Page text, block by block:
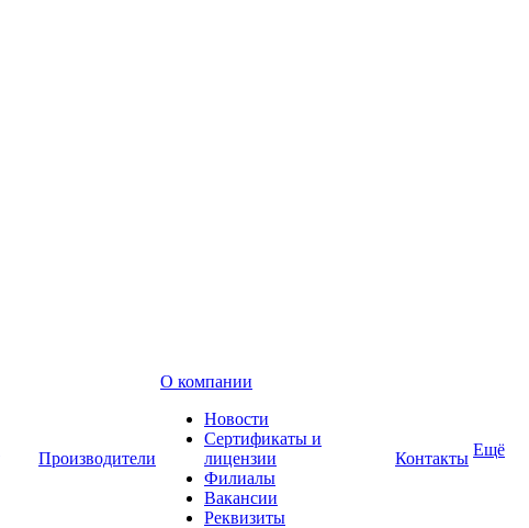
Производители
О компании
Новости
Сертификаты и
лицензии
Филиалы
Вакансии
Реквизиты
Контакты Ещё